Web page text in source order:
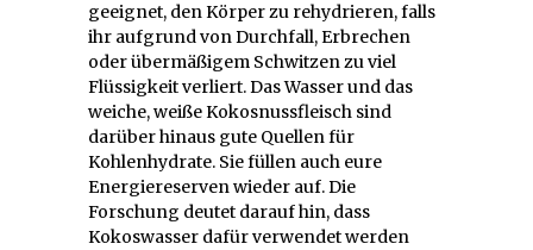
geeignet, den Körper zu rehydrieren, falls
ihr aufgrund von Durchfall, Erbrechen
oder übermäßigem Schwitzen zu viel
Flüssigkeit verliert. Das Wasser und das
weiche, weiße Kokosnussfleisch sind
darüber hinaus gute Quellen für
Kohlenhydrate. Sie füllen auch eure
Energiereserven wieder auf. Die
Forschung deutet darauf hin, dass
Kokoswasser dafür verwendet werden